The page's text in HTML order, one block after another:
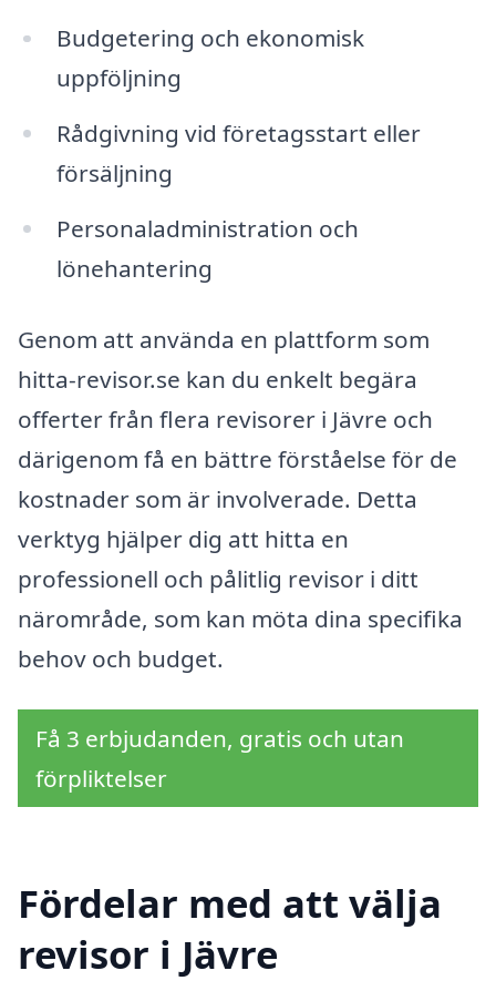
Budgetering och ekonomisk
uppföljning
Rådgivning vid företagsstart eller
försäljning
Personaladministration och
lönehantering
Genom att använda en plattform som
hitta-revisor.se kan du enkelt begära
offerter från flera revisorer i Jävre och
därigenom få en bättre förståelse för de
kostnader som är involverade. Detta
verktyg hjälper dig att hitta en
professionell och pålitlig revisor i ditt
närområde, som kan möta dina specifika
behov och budget.
Få 3 erbjudanden, gratis och utan
förpliktelser
Fördelar med att välja
revisor i Jävre